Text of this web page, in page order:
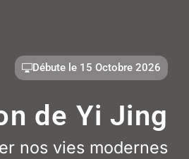
Débute le 15 Octobre 2026
de Yi Jing
nos vies modernes